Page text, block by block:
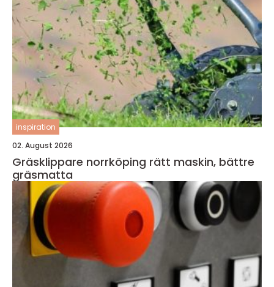
inspiration
02. August 2026
Gräsklippare norrköping rätt maskin, bättre
gräsmatta